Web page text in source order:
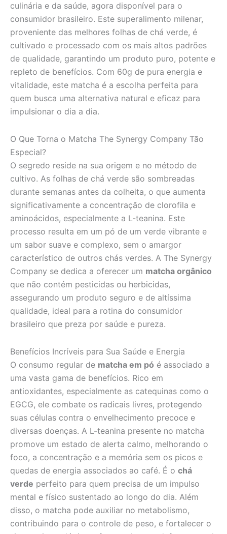
culinária e da saúde, agora disponível para o
consumidor brasileiro. Este superalimento milenar,
proveniente das melhores folhas de chá verde, é
cultivado e processado com os mais altos padrões
de qualidade, garantindo um produto puro, potente e
repleto de benefícios. Com 60g de pura energia e
vitalidade, este matcha é a escolha perfeita para
quem busca uma alternativa natural e eficaz para
impulsionar o dia a dia.
O Que Torna o Matcha The Synergy Company Tão
Especial?
O segredo reside na sua origem e no método de
cultivo. As folhas de chá verde são sombreadas
durante semanas antes da colheita, o que aumenta
significativamente a concentração de clorofila e
aminoácidos, especialmente a L-teanina. Este
processo resulta em um pó de um verde vibrante e
um sabor suave e complexo, sem o amargor
característico de outros chás verdes. A The Synergy
Company se dedica a oferecer um matcha orgânico
que não contém pesticidas ou herbicidas,
assegurando um produto seguro e de altíssima
qualidade, ideal para a rotina do consumidor
brasileiro que preza por saúde e pureza.
Benefícios Incríveis para Sua Saúde e Energia
O consumo regular de matcha em pó é associado a
uma vasta gama de benefícios. Rico em
antioxidantes, especialmente as catequinas como o
EGCG, ele combate os radicais livres, protegendo
suas células contra o envelhecimento precoce e
diversas doenças. A L-teanina presente no matcha
promove um estado de alerta calmo, melhorando o
foco, a concentração e a memória sem os picos e
quedas de energia associados ao café. É o chá
verde perfeito para quem precisa de um impulso
mental e físico sustentado ao longo do dia. Além
disso, o matcha pode auxiliar no metabolismo,
contribuindo para o controle de peso, e fortalecer o